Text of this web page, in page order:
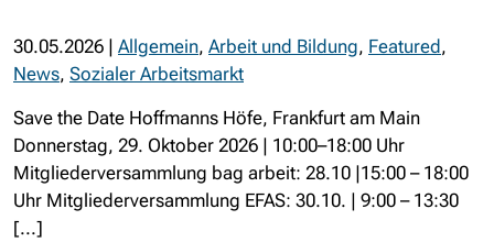
30.05.2026 | Allgemein, Arbeit und Bildung, Featured,
News, Sozialer Arbeitsmarkt
Save the Date Hoffmanns Höfe, Frankfurt am Main
Donnerstag, 29. Oktober 2026 | 10:00–18:00 Uhr
Mitgliederversammlung bag arbeit: 28.10 |15:00 – 18:00
Uhr Mitgliederversammlung EFAS: 30.10. | 9:00 – 13:30
[...]